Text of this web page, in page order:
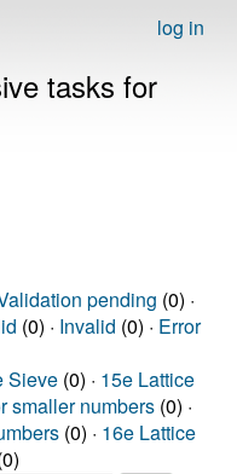
log in
tasks for
pending (0) ·
(0) · Invalid (0) · Error
Sieve (0) · 15e Lattice
smaller numbers (0) ·
(0) · 16e Lattice